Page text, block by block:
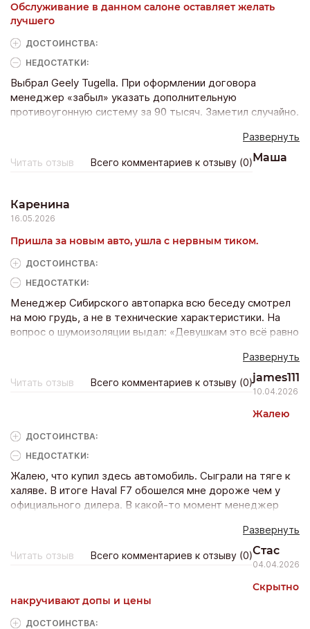
после визита становится проще принять решение, а не
появляется еще больше сомнений. Здесь произошло
наоборот. В итоге решил поискать другой вариант, где
смогут нормально выстроить работу с покупателями.
Обслуживание в данном салоне оставляет желать
лучшего
ДОСТОИНCТВА:
НЕДОСТАТКИ:
Выбрал Geely Tugella. При оформлении договора
менеджер «забыл» указать дополнительную
противоугонную систему за 90 тысяч. Заметил случайно.
меня скрягой. Развернулся и ушёл. Наглый обман
клиентов на пустом месте.
Развернуть
Читать отзыв Всего комментариев к отзыву (0)Маша
Каренина
16.05.2026
Пришла за новым авто, ушла с нервным тиком.
ДОСТОИНCТВА:
НЕДОСТАТКИ:
Менеджер Сибирского автопарка всю беседу смотрел
на мою грудь, а не в технические характеристики. На
вопрос о шумоизоляции выдал: «Девушкам это всё равно
«специалиста», который 20 минут пытался продать мне
дополнительную страховку на подушки безопасности.
Серьёзно? Когда попросила показать ПТС, менеджер
профессиональная непригодность. Купила у дилера в
соседнем районе за те же деньги без этого цирка.
Развернуть
Читать отзыв Всего комментариев к отзыву (0)james111
10.04.2026
Жалею
ДОСТОИНCТВА:
НЕДОСТАТКИ:
Жалею, что купил здесь автомобиль. Сыграли на тяге к
халяве. В итоге Haval F7 обошелся мне дороже чем у
официального дилера. В какой-то момент менеджер
местах суммы, вроде и незаметно было. А так
получилось намного дороже без каких-то плюсов.
Развернуть
Читать отзыв Всего комментариев к отзыву (0)Стас
04.04.2026
Скрытно
накручивают допы и цены
ДОСТОИНCТВА: